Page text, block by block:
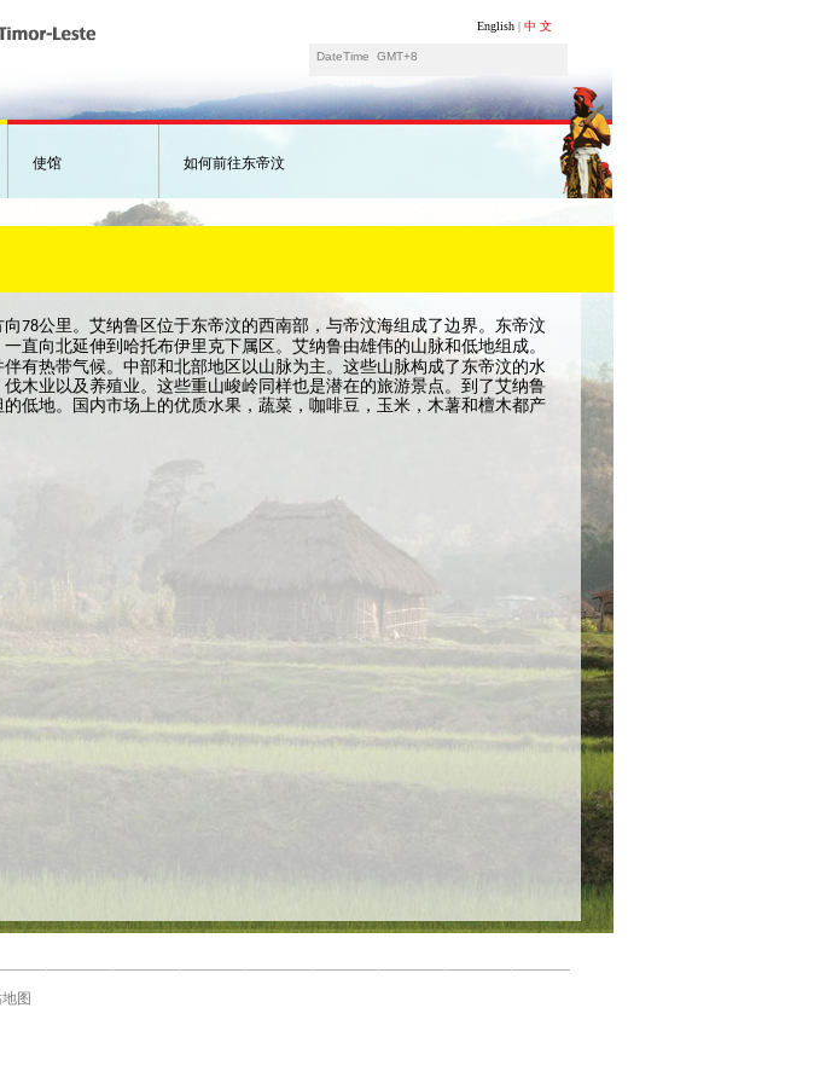
English | 中 文
DateTime GMT+8
使馆 如何前往东帝汶
78公里。艾纳鲁区位于东帝汶的西南部，与帝汶海组成了边界。东帝汶
一直向北延伸到哈托布伊里克下属区。艾纳鲁由雄伟的山脉和低地组成。
有热带气候。中部和北部地区以山脉为主。这些山脉构成了东帝汶的水
木业以及养殖业。这些重山峻岭同样也是潜在的旅游景点。到了艾纳鲁
低地。国内市场上的优质水果，蔬菜，咖啡豆，玉米，木薯和檀木都产
图